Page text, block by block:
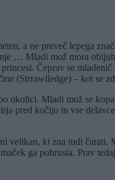
a ne preveč lepega
… Mladi mož mora
Čeprav se
(Strrawlledge) – kot se
okolici. Mladi mož se
pred kočijo in vse
velikan, ki zna tudi
ga pohrusta. Prav